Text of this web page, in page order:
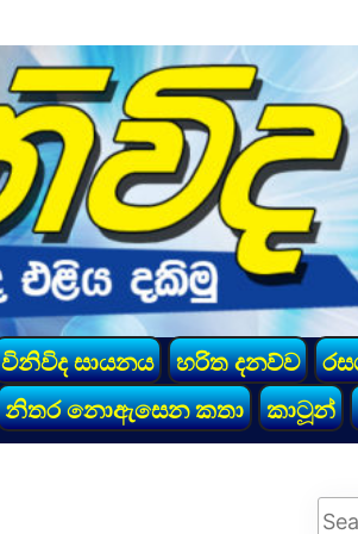
විනිවිද සායනය හරිත දනව්ව
නිතර නොඇසෙන කතා කාටූන්